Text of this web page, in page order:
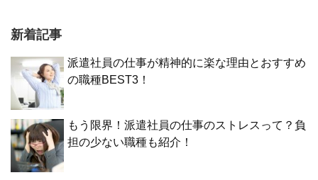
新着記事
派遣社員の仕事が精神的に楽な理由とおすすめ
の職種BEST3！
もう限界！派遣社員の仕事のストレスって？負
担の少ない職種も紹介！